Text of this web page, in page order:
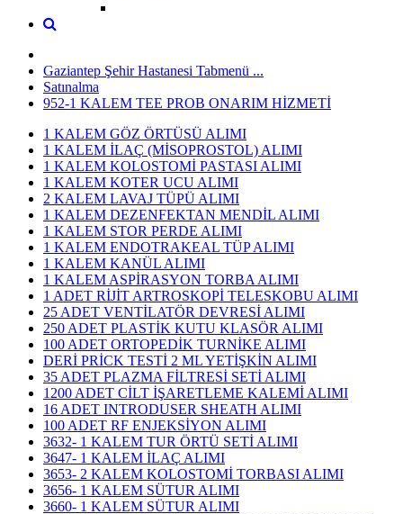
Gaziantep Şehir Hastanesi Tabmenü ...
Satınalma
952-1 KALEM TEE PROB ONARIM HİZMETİ
1 KALEM GÖZ ÖRTÜSÜ ALIMI
1 KALEM İLAÇ (MİSOPROSTOL) ALIMI
1 KALEM KOLOSTOMİ PASTASI ALIMI
1 KALEM KOTER UCU ALIMI
2 KALEM LAVAJ TÜPÜ ALIMI
1 KALEM DEZENFEKTAN MENDİL ALIMI
1 KALEM STOR PERDE ALIMI
1 KALEM ENDOTRAKEAL TÜP ALIMI
1 KALEM KANÜL ALIMI
1 KALEM ASPİRASYON TORBA ALIMI
1 ADET RİJİT ARTROSKOPİ TELESKOBU ALIMI
25 ADET VENTİLATÖR DEVRESİ ALIMI
250 ADET PLASTİK KUTU KLASÖR ALIMI
100 ADET ORTOPEDİK TURNİKE ALIMI
DERİ PRİCK TESTİ 2 ML YETİŞKİN ALIMI
35 ADET PLAZMA FİLTRESİ SETİ ALIMI
1200 ADET CİLT İŞARETLEME KALEMİ ALIMI
16 ADET INTRODUSER SHEATH ALIMI
100 ADET RF ENJEKSİYON ALIMI
3632- 1 KALEM TUR ÖRTÜ SETİ ALIMI
3647- 1 KALEM İLAÇ ALIMI
3653- 2 KALEM KOLOSTOMİ TORBASI ALIMI
3656- 1 KALEM SÜTUR ALIMI
3660- 1 KALEM SÜTUR ALIMI